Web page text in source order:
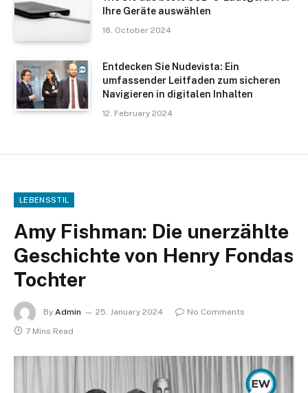
Ihre Geräte auswählen
18. October 2024
Entdecken Sie Nudevista: Ein
umfassender Leitfaden zum sicheren
Navigieren in digitalen Inhalten
12. February 2024
LEBENSSTIL
Amy Fishman: Die unerzählte
Geschichte von Henry Fondas
Tochter
By Admin 25. January 2024
No Comments
7 Mins Read